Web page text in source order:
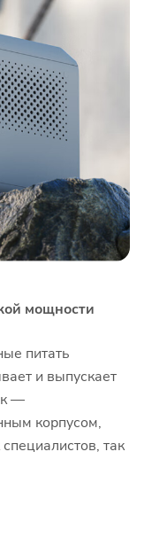
мощности
питать
и выпускает
—
корпусом,
так